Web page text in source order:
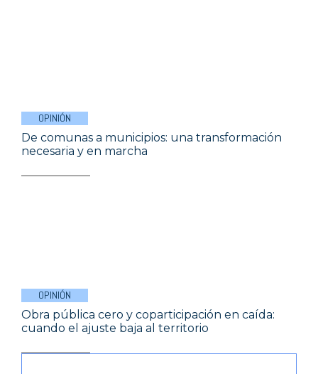
OPINIÓN
De comunas a municipios: una transformación
necesaria y en marcha
OPINIÓN
Obra pública cero y coparticipación en caída:
cuando el ajuste baja al territorio